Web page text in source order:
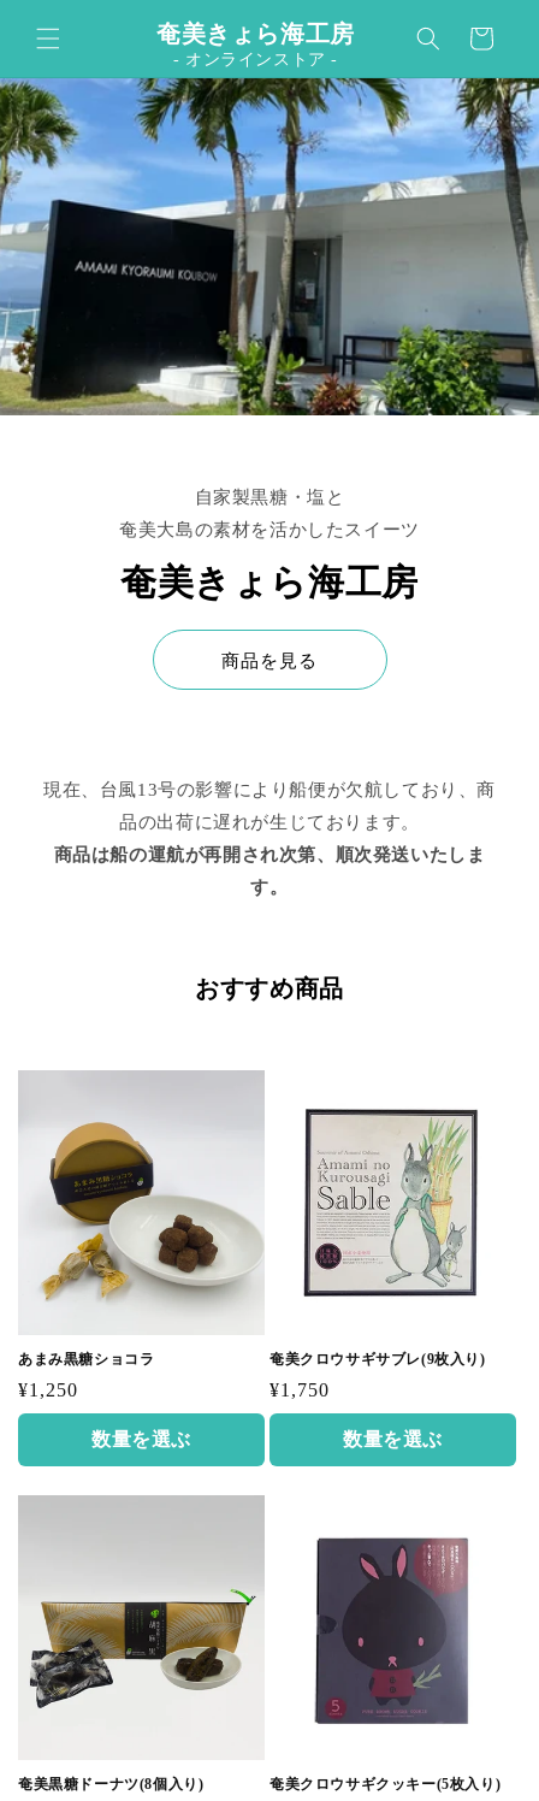
コンテンツに進む奄美きょら海工房
- オンラインストア -
ー
自家製黒糖・塩と
奄美大島の素材を活かしたスイーツ
奄美きょら海工房
商品を見る
現在、台風13号の影響により船便が欠航しており、商
品の出荷に遅れが生じております。
商品は船の運航が再開され次第、順次発送いたしま
す。
おすすめ商品
あまみ黒糖ショコラ
通
常
格
¥1,250
数量を選ぶ
奄美クロウサギサブレ(9枚入り)
通
常
格
¥1,750
数量を選ぶ
奄美黒糖ドーナツ(8個入り) 奄美クロウサギクッキー(5枚入り)